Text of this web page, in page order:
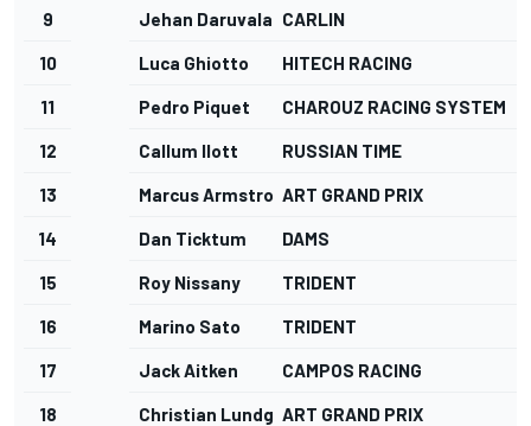
9 Jehan Daruvala CARLIN
10 Luca Ghiotto HITECH RACING
11 Pedro Piquet CHAROUZ RACING SYSTEM
12 Callum Ilott RUSSIAN TIME
13 Marcus ArmstrongART GRAND PRIX
14 Dan Ticktum DAMS
15 Roy Nissany TRIDENT
16 Marino Sato TRIDENT
17 Jack Aitken CAMPOS RACING
18 Christian LundgaardART GRAND PRIX